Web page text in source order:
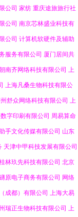
公司 家纺 重庆途旅旅行社
公司 南京芯林盛业科技有
公司 计算机软硬件及辅助
服务有限公司 厦门居间共
南齐网络科技有限公司 上
上海凡桑生物科技有限公
舒众网络科技有限公司 上
字印刷有限公司 周易算命
手文化传媒有限公司 山东
天津中甲科技发展有限公司
林玖先科技有限公司 北京
原电子商务有限公司 网络
成都）有限公司 上海大易
瑞正生物科技有限公司 上